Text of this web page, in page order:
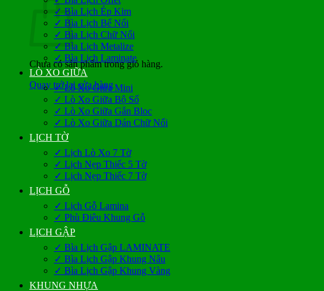
Chưa có sản phẩm trong giỏ hàng.
Quay trở lại cửa hàng
✓ Bìa Lịch Ép Kim
✓ Bìa Lịch Bế Nổi
✓ Bìa Lịch Chữ Nổi
✓ Bìa Lịch Metalize
✓ Bìa Lịch Laminate
LÒ XO GIỮA
✓ Lò Xo Giữa Mini
✓ Lò Xo Giữa Bộ Số
✓ Lò Xo Giữa Gắn Bloc
✓ Lò Xo Giữa Dán Chữ Nổi
LỊCH TỜ
✓ Lịch Lò Xo 7 Tờ
✓ Lịch Nẹp Thiếc 5 Tờ
✓ Lịch Nẹp Thiếc 7 Tờ
LỊCH GỖ
✓ Lịch Gỗ Lamina
✓ Phù Điêu Khung Gỗ
LỊCH GẬP
✓ Bìa Lịch Gập LAMINATE
✓ Bìa Lịch Gập Khung Nâu
✓ Bìa Lịch Gập Khung Vàng
KHUNG NHỰA